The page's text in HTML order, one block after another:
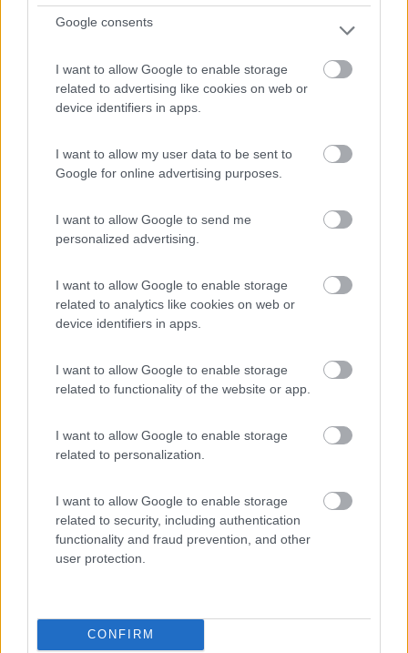
Google consents
I want to allow Google to enable storage
related to advertising like cookies on web or
device identifiers in apps.
I want to allow my user data to be sent to
Google for online advertising purposes.
I want to allow Google to send me
personalized advertising.
I want to allow Google to enable storage
related to analytics like cookies on web or
device identifiers in apps.
I want to allow Google to enable storage
related to functionality of the website or app.
I want to allow Google to enable storage
related to personalization.
I want to allow Google to enable storage
related to security, including authentication
functionality and fraud prevention, and other
user protection.
CONFIRM
0
Servizi / Posizione
Belcastro (CZ) - 14.1km